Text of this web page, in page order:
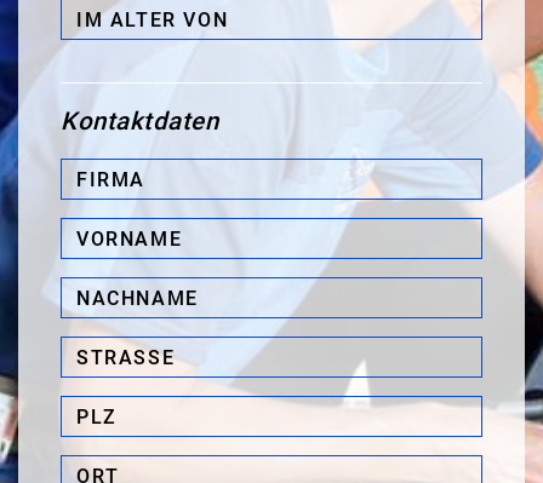
Kinder
im
Alter
von
Kontaktdaten
Firma*
Vorname*
Nachname*
Straße*
PLZ*
Ort*